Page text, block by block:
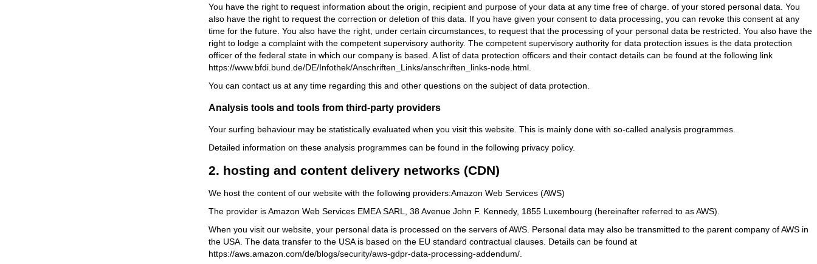
You have the right to request information about the origin, recipient and purpose of your data at any time free of charge. of your stored personal data. You
also have the right to request the correction or deletion of this data. If you have given your consent to data processing, you can revoke this consent at any
time for the future. You also have the right, under certain circumstances, to request that the processing of your personal data be restricted. You also have the
right to lodge a complaint with the competent supervisory authority. The competent supervisory authority for data protection issues is the data protection
officer of the federal state in which our company is based. A list of data protection officers and their contact details can be found at the following link
https://www.bfdi.bund.de/DE/Infothek/Anschriften_Links/anschriften_links-node.html.
You can contact us at any time regarding this and other questions on the subject of data protection.
Analysis tools and tools from third-party providers
Your surfing behaviour may be statistically evaluated when you visit this website. This is mainly done with so-called analysis programmes.
Detailed information on these analysis programmes can be found in the following privacy policy.
2. hosting and content delivery networks (CDN)
We host the content of our website with the following providers:Amazon Web Services (AWS)
The provider is Amazon Web Services EMEA SARL, 38 Avenue John F. Kennedy, 1855 Luxembourg (hereinafter referred to as AWS).
When you visit our website, your personal data is processed on the servers of AWS. Personal data may also be transmitted to the parent company of AWS in
the USA. The data transfer to the USA is based on the EU standard contractual clauses. Details can be found at
https://aws.amazon.com/de/blogs/security/aws-gdpr-data-processing-addendum/.